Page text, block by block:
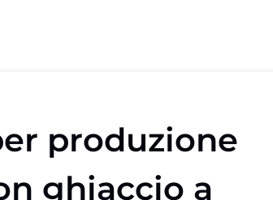
produzione
ghiaccio a